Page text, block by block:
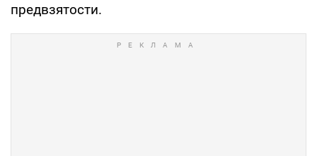
предвзятости.